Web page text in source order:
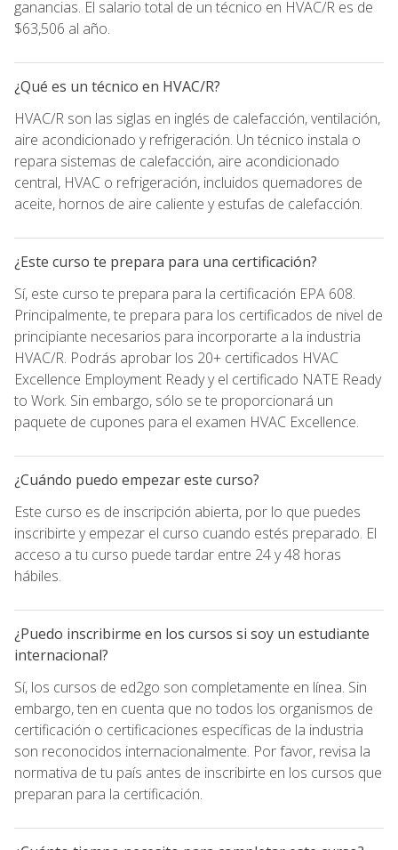
ganancias. El salario total de un técnico en HVAC/R es de
$63,506 al año.
¿Qué es un técnico en HVAC/R?
HVAC/R son las siglas en inglés de calefacción, ventilación,
aire acondicionado y refrigeración. Un técnico instala o
repara sistemas de calefacción, aire acondicionado
central, HVAC o refrigeración, incluidos quemadores de
aceite, hornos de aire caliente y estufas de calefacción.
¿Este curso te prepara para una certificación?
Sí, este curso te prepara para la certificación EPA 608.
Principalmente, te prepara para los certificados de nivel de
principiante necesarios para incorporarte a la industria
HVAC/R. Podrás aprobar los 20+ certificados HVAC
Excellence Employment Ready y el certificado NATE Ready
to Work. Sin embargo, sólo se te proporcionará un
paquete de cupones para el examen HVAC Excellence.
¿Cuándo puedo empezar este curso?
Este curso es de inscripción abierta, por lo que puedes
inscribirte y empezar el curso cuando estés preparado. El
acceso a tu curso puede tardar entre 24 y 48 horas
hábiles.
¿Puedo inscribirme en los cursos si soy un estudiante
internacional?
Sí, los cursos de ed2go son completamente en línea. Sin
embargo, ten en cuenta que no todos los organismos de
certificación o certificaciones específicas de la industria
son reconocidos internacionalmente. Por favor, revisa la
normativa de tu país antes de inscribirte en los cursos que
preparan para la certificación.